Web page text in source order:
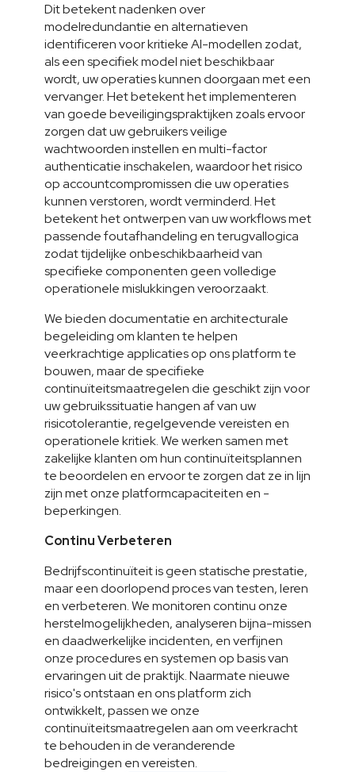
Dit betekent nadenken over
modelredundantie en alternatieven
identificeren voor kritieke AI-modellen zodat,
als een specifiek model niet beschikbaar
wordt, uw operaties kunnen doorgaan met een
vervanger. Het betekent het implementeren
van goede beveiligingspraktijken zoals ervoor
zorgen dat uw gebruikers veilige
wachtwoorden instellen en multi-factor
authenticatie inschakelen, waardoor het risico
op accountcompromissen die uw operaties
kunnen verstoren, wordt verminderd. Het
betekent het ontwerpen van uw workflows met
passende foutafhandeling en terugvallogica
zodat tijdelijke onbeschikbaarheid van
specifieke componenten geen volledige
operationele mislukkingen veroorzaakt.
We bieden documentatie en architecturale
begeleiding om klanten te helpen
veerkrachtige applicaties op ons platform te
bouwen, maar de specifieke
continuïteitsmaatregelen die geschikt zijn voor
uw gebruikssituatie hangen af van uw
risicotolerantie, regelgevende vereisten en
operationele kritiek. We werken samen met
zakelijke klanten om hun continuïteitsplannen
te beoordelen en ervoor te zorgen dat ze in lijn
zijn met onze platformcapaciteiten en -
beperkingen.
Continu Verbeteren
Bedrijfscontinuïteit is geen statische prestatie,
maar een doorlopend proces van testen, leren
en verbeteren. We monitoren continu onze
herstelmogelijkheden, analyseren bijna-missen
en daadwerkelijke incidenten, en verfijnen
onze procedures en systemen op basis van
ervaringen uit de praktijk. Naarmate nieuwe
risico's ontstaan en ons platform zich
ontwikkelt, passen we onze
continuïteitsmaatregelen aan om veerkracht
te behouden in de veranderende
bedreigingen en vereisten.